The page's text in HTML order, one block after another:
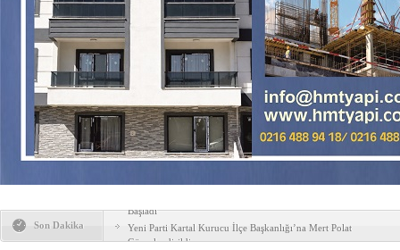
Son Dakika
MHP Kartal’da Kongre Heyecanı: İlçe Olağan Kongresi 8
Başladı
Yeni Parti Kartal Kurucu İlçe Başkanlığı’na Mert Polat
Görevlendirildi